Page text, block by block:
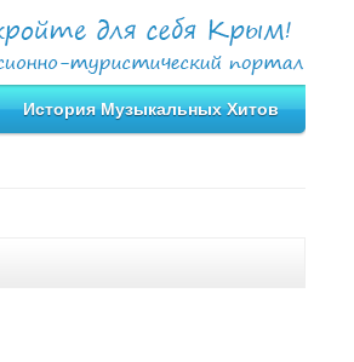
История Музыкальных Хитов